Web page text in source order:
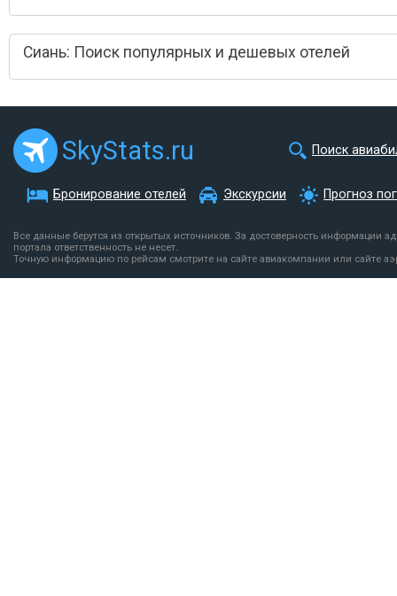
Сиань: Поиск популярных и дешевых отелей
SkyStats.ru Поиск
Бронирование отелей Экскурсии Прогноз
Все данные берутся из открытых источников. За достоверность информации
портала ответственность не несет.
Точную информацию по рейсам смотрите на сайте авиакомпании или сайте